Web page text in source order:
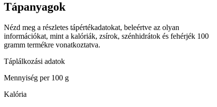
Tápanyagok
Nézd meg a részletes tápértékadatokat, beleértve az olyan
információkat, mint a kalóriák, zsírok, szénhidrátok és fehérjék 100
gramm termékre vonatkoztatva.
Táplálkozási adatok
Mennyiség per100 g
Kalória